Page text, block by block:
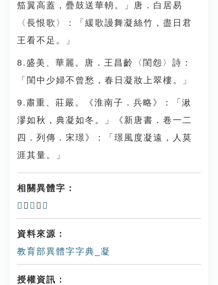
笳翼高蓋，疊鼓送華輈。」唐．白居易
〈長恨歌〉：「緩歌謾舞凝絲竹，盡日君
王看不足。」
8.盛美、華麗。唐．王昌齡〈閨怨〉詩：
「閨中少婦不曾愁，春日凝妝上翠樓。」
9.肅重、莊嚴。《淮南子．兵略》：「湫
漻如秋，典凝如冬。」《新唐書．卷一二
四．列傳．宋璟》：「璟風度凝遠，人莫
涯其量。」
相關異體字：
𣲝 、 𠘥 、 𡷪
資料來源：
教育部異體字字典_凝
授權資訊：